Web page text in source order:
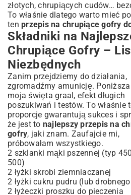
złotych, chrupiących cudów…
To właśnie dlatego warto mieć
ten przepis na chrupiące gofry
Składniki na
Chrupiące Gofry –
Niezbędnych
Zanim przejdziemy do działania,
zgromadźmy amunicję.
moja święta graal, efekt długich
poszukiwań i testów. To właśnie
proporcje gwarantują sukces i
że jest to najlepszy przepis na
gofry, jaki znam. Zaufajcie mi,
próbowałam wszystkiego.
2 szklanki mąki pszennej (typ
500)
2 łyżki skrobi ziemniaczanej
2 łyżki cukru pudru (lub
2 łyżeczki proszku do pieczenia